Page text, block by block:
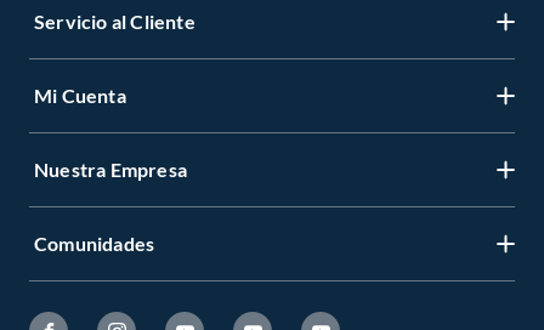
Servicio al Cliente
Mi Cuenta
Nuestra Empresa
Comunidades